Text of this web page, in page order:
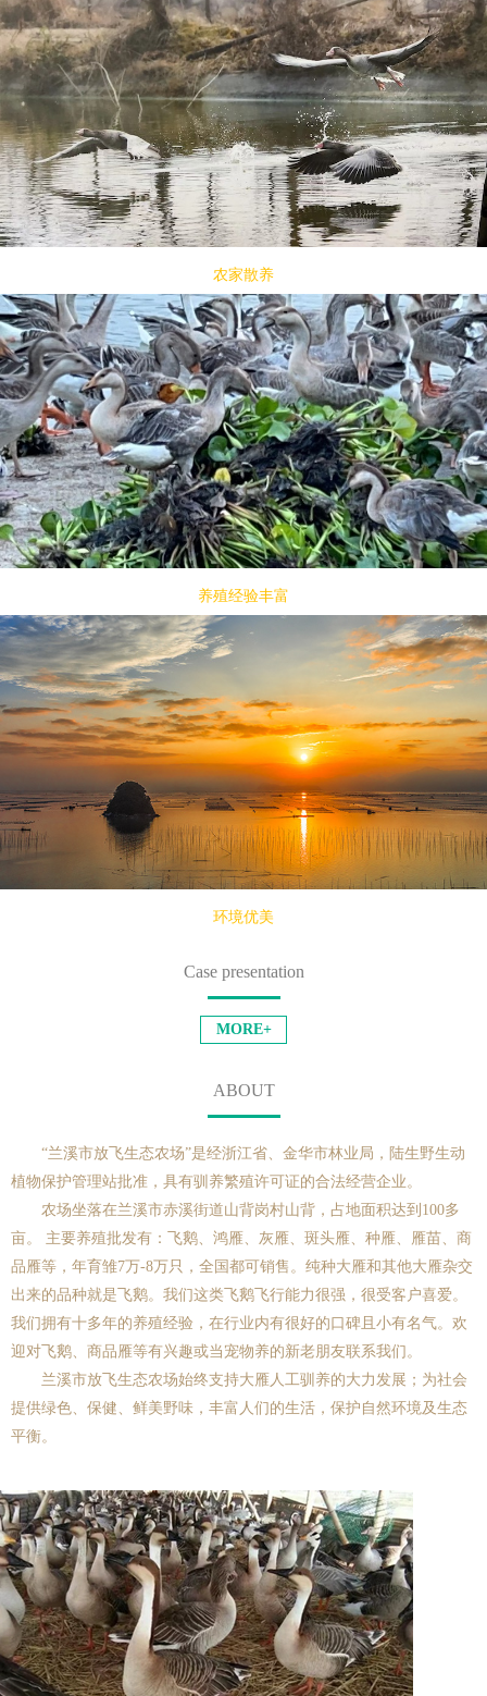
农家散养
养殖经验丰富
环境优美
Case presentation
MORE+
ABOUT
“兰溪市放飞生态农场”是经浙江省、金华市林业局，陆生野生动
植物保护管理站批准，具有驯养繁殖许可证的合法经营企业。
农场坐落在兰溪市赤溪街道山背岗村山背，占地面积达到100多
亩。 主要养殖批发有：飞鹅、鸿雁、灰雁、斑头雁、种雁、雁苗、商
品雁等，年育雏7万-8万只，全国都可销售。纯种大雁和其他大雁杂交
出来的品种就是飞鹅。我们这类飞鹅飞行能力很强，很受客户喜爱。
我们拥有十多年的养殖经验，在行业内有很好的口碑且小有名气。欢
迎对飞鹅、商品雁等有兴趣或当宠物养的新老朋友联系我们。
兰溪市放飞生态农场始终支持大雁人工驯养的大力发展；为社会
提供绿色、保健、鲜美野味，丰富人们的生活，保护自然环境及生态
平衡。